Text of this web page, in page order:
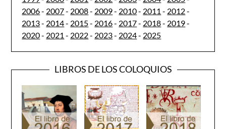
2006- 2007- 2008- 2009- 2010- 2011 - 2012-
2013- 2014- 2015- 2016- 2017- 2018- 2019-
2020- 2021 - 2022- 2023- 2024- 2025
LIBROS DE LOS COLOQUIOS